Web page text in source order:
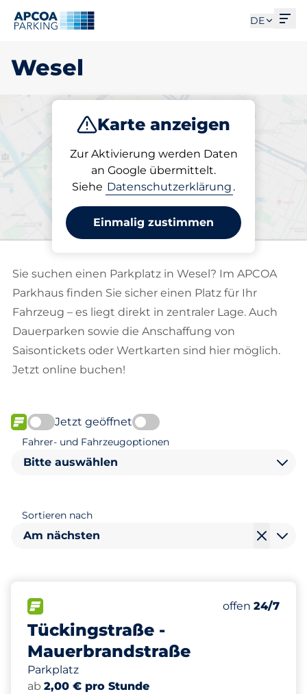
DE
Wesel
Karte anzeigen
Zur Aktivierung werden Daten
an Google übermittelt.
Siehe Datenschutzerklärung .
Einmalig zustimmen
Parken Abo
Wählen Sie Ihren Stellplatz
in Wesel
Sie suchen einen Parkplatz in Wesel? Im APCOA
Parkhaus finden Sie sicher einen Platz für Ihr
Fahrzeug – es liegt direkt in zentraler Lage. Auch
Dauerparken sowie die Anschaffung von
Saisontickets oder Wertkarten sind hier möglich.
Jetzt online buchen!
FLOW verfügbar
Jetzt geöffnet
Fahrer- und Fahrzeugoptionen
Bitte auswählen
Sortieren nach
Am nächsten
Tückingstraße -
Mauerbrandstraße
Parkplatz
Anzahl der
Gesamtplätze
Freitag
offen 24/7
ab 2,00 € pro Stunde